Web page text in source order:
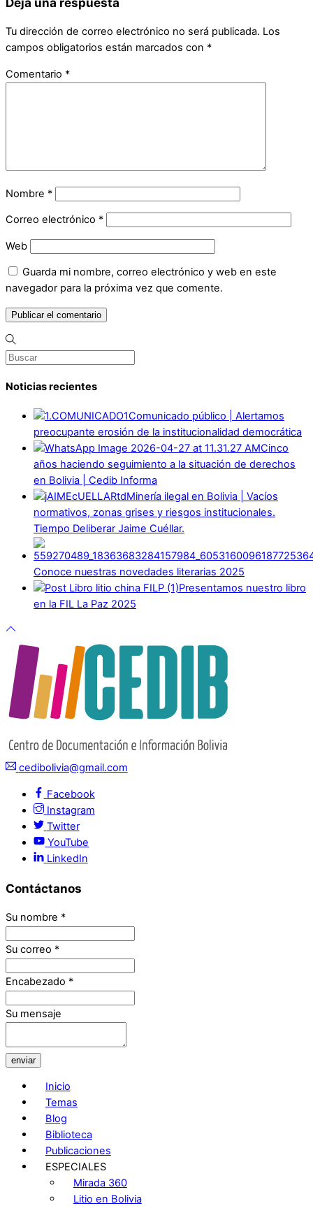
Tu dirección de correo electrónico no será publicada. Los
campos obligatorios están marcados con *
Comentario *
Nombre *
Correo electrónico *
Web
Guarda mi nombre, correo electrónico y web en este
navegador para la próxima vez que comente.
Noticias recientes
Comunicado público | Alertamos
preocupante erosión de la institucionalidad democrática
Cinco
años haciendo seguimiento a la situación de derechos
en Bolivia | Cedib Informa
Minería ilegal en Bolivia | Vacíos
normativos, zonas grises y riesgos institucionales.
Tiempo Deliberar Jaime Cuéllar.
Conoce nuestras novedades literarias 2025
Presentamos nuestro libro
en la FIL La Paz 2025
cedibolivia@gmail.com
Facebook
Instagram
Twitter
YouTube
LinkedIn
Contáctanos
Su nombre *
Su correo *
Encabezado *
Su mensaje
enviar
Inicio
Temas
Blog
Biblioteca
Publicaciones
ESPECIALES
Mirada 360
Litio en Bolivia